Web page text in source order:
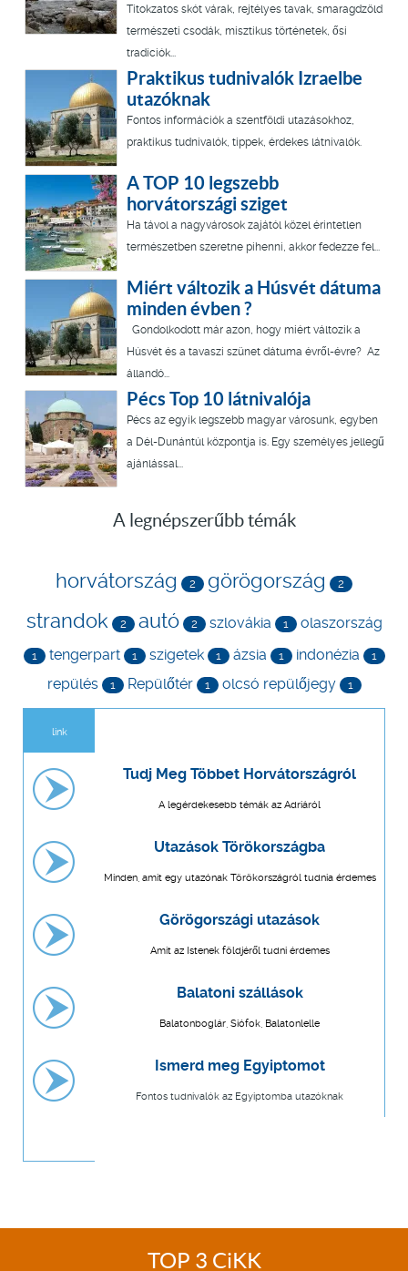
Titokzatos skót várak, rejtélyes tavak, smaragdzöld
természeti csodák, misztikus történetek, ősi
tradíciók...
Praktikus tudnivalók Izraelbe
utazóknak
Fontos információk a szentföldi utazásokhoz,
praktikus tudnivalók, tippek, érdekes látnivalók.
A TOP 10 legszebb
horvátországi sziget
Ha távol a nagyvárosok zajától közel érintetlen
természetben szeretne pihenni, akkor fedezze fel...
Miért változik a Húsvét dátuma
minden évben ?
Gondolkodott már azon, hogy miért változik a
Húsvét és a tavaszi szünet dátuma évről-évre? Az
állandó...
Pécs Top 10 látnivalója
Pécs az egyik legszebb magyar városunk, egyben
a Dél-Dunántúl központja is. Egy személyes jellegű
ajánlással...
A legnépszerűbb témák
horvátország 2 görögország 2
strandok 2 autó 2 szlovákia 1 olaszország
1 tengerpart 1 szigetek 1 ázsia 1 indonézia 1
repülés 1 Repülőtér 1 olcsó repülőjegy 1
link
Tudj Meg Többet Horvátországról
A legérdekesebb témák az Adriáról
Utazások Törökországba
Minden, amit egy utazónak Törökországról tudnia érdemes
Görögországi utazások
Amit az Istenek földjéről tudni érdemes
Balatoni szállások
Balatonboglár, Siófok, Balatonlelle
Ismerd meg Egyiptomot
Fontos tudnivalók az Egyiptomba utazóknak
TOP 3 CiKK